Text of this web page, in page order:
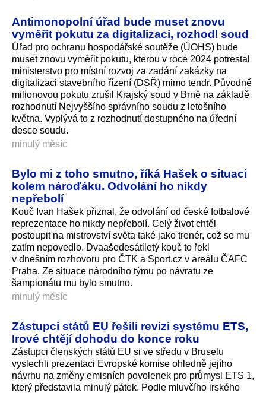
Antimonopolní úřad bude muset znovu
vyměřit pokutu za digitalizaci, rozhodl soud
Úřad pro ochranu hospodářské soutěže (ÚOHS) bude
muset znovu vyměřit pokutu, kterou v roce 2024 potrestal
ministerstvo pro místní rozvoj za zadání zakázky na
digitalizaci stavebního řízení (DSŘ) mimo tendr. Původně
milionovou pokutu zrušil Krajský soud v Brně na základě
rozhodnutí Nejvyššího správního soudu z letošního
května. Vyplývá to z rozhodnutí dostupného na úřední
desce soudu.
minulý měsíc
Bylo mi z toho smutno, říká Hašek o situaci
kolem nároďáku. Odvolání ho nikdy
nepřebolí
Kouč Ivan Hašek přiznal, že odvolání od české fotbalové
reprezentace ho nikdy nepřebolí. Celý život chtěl
postoupit na mistrovství světa také jako trenér, což se mu
zatím nepovedlo. Dvaašedesátiletý kouč to řekl
v dnešním rozhovoru pro ČTK a Sport.cz v areálu ČAFC
Praha. Ze situace národního týmu po návratu ze
šampionátu mu bylo smutno.
minulý měsíc
Zástupci států EU řešili revizi systému ETS,
Irové chtějí dohodu do konce roku
Zástupci členských států EU si ve středu v Bruselu
vyslechli prezentaci Evropské komise ohledně jejího
návrhu na změny emisních povolenek pro průmysl ETS 1,
který představila minulý pátek. Podle mluvčího irského